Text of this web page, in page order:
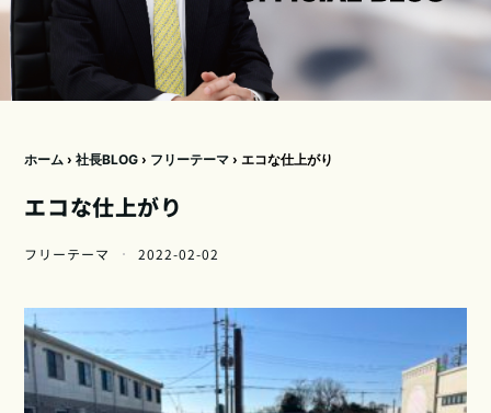
ホーム › 社長BLOG › フリーテーマ › エコな仕上がり
エコな仕上がり
フリーテーマ 2022-02-02